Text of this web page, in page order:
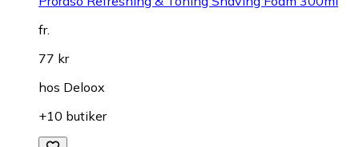
fr.
77 kr
hos Deloox
+10 butiker